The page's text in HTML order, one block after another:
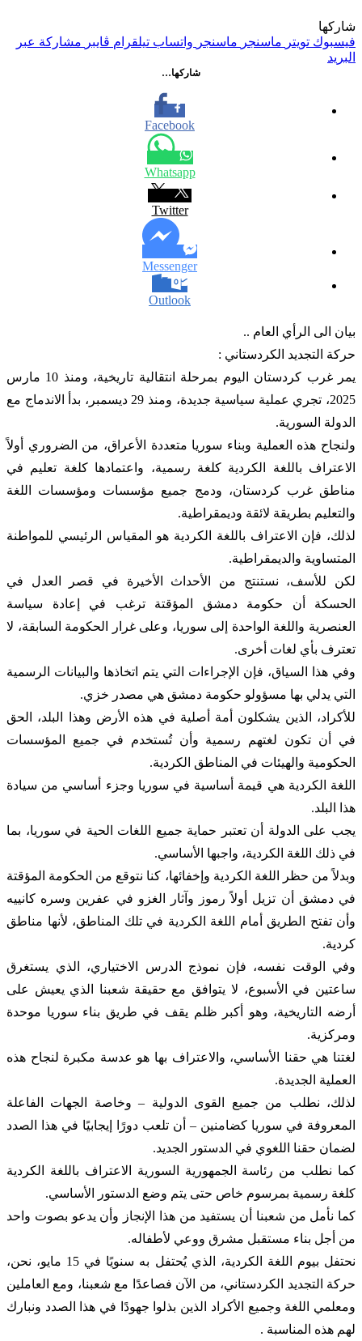
شاركها
فيسبوك تويتر ماسنجر ماسنجر واتساب تيلقرام ڤايبر مشاركة عبر
البريد
شاركها…
Facebook
Whatsapp
Twitter
Messenger
Outlook
بيان الى الرأي العام ..
حركة التجديد الكردستاني :
يمر غرب كردستان اليوم بمرحلة انتقالية تاريخية، ومنذ 10 مارس
2025، تجري عملية سياسية جديدة، ومنذ 29 ديسمبر، بدأ الاندماج مع
الدولة السورية.
ولنجاح هذه العملية وبناء سوريا متعددة الأعراق، من الضروري أولاً
الاعتراف باللغة الكردية كلغة رسمية، واعتمادها كلغة تعليم في
مناطق غرب كردستان، ودمج جميع مؤسسات ومؤسسات اللغة
والتعليم بطريقة لائقة وديمقراطية.
لذلك، فإن الاعتراف باللغة الكردية هو المقياس الرئيسي للمواطنة
المتساوية والديمقراطية.
لكن للأسف، نستنتج من الأحداث الأخيرة في قصر العدل في
الحسكة أن حكومة دمشق المؤقتة ترغب في إعادة سياسة
العنصرية واللغة الواحدة إلى سوريا، وعلى غرار الحكومة السابقة، لا
تعترف بأي لغات أخرى.
وفي هذا السياق، فإن الإجراءات التي يتم اتخاذها والبيانات الرسمية
التي يدلي بها مسؤولو حكومة دمشق هي مصدر خزي.
للأكراد، الذين يشكلون أمة أصلية في هذه الأرض وهذا البلد، الحق
في أن تكون لغتهم رسمية وأن تُستخدم في جميع المؤسسات
الحكومية والهيئات في المناطق الكردية.
اللغة الكردية هي قيمة أساسية في سوريا وجزء أساسي من سيادة
هذا البلد.
يجب على الدولة أن تعتبر حماية جميع اللغات الحية في سوريا، بما
في ذلك اللغة الكردية، واجبها الأساسي.
وبدلاً من حظر اللغة الكردية وإخفائها، كنا نتوقع من الحكومة المؤقتة
في دمشق أن تزيل أولاً رموز وآثار الغزو في عفرين وسره كانييه
وأن تفتح الطريق أمام اللغة الكردية في تلك المناطق، لأنها مناطق
كردية.
وفي الوقت نفسه، فإن نموذج الدرس الاختياري، الذي يستغرق
ساعتين في الأسبوع، لا يتوافق مع حقيقة شعبنا الذي يعيش على
أرضه التاريخية، وهو أكبر ظلم يقف في طريق بناء سوريا موحدة
ومركزية.
لغتنا هي حقنا الأساسي، والاعتراف بها هو عدسة مكبرة لنجاح هذه
العملية الجديدة.
لذلك، نطلب من جميع القوى الدولية – وخاصة الجهات الفاعلة
المعروفة في سوريا كضامنين – أن تلعب دورًا إيجابيًا في هذا الصدد
لضمان حقنا اللغوي في الدستور الجديد.
كما نطلب من رئاسة الجمهورية السورية الاعتراف باللغة الكردية
كلغة رسمية بمرسوم خاص حتى يتم وضع الدستور الأساسي.
كما نأمل من شعبنا أن يستفيد من هذا الإنجاز وأن يدعو بصوت واحد
من أجل بناء مستقبل مشرق ووعي لأطفاله.
نحتفل بيوم اللغة الكردية، الذي يُحتفل به سنويًا في 15 مايو، نحن،
حركة التجديد الكردستاني، من الآن فصاعدًا مع شعبنا، ومع العاملين
ومعلمي اللغة وجميع الأكراد الذين بذلوا جهودًا في هذا الصدد ونبارك
لهم هذه المناسبة .